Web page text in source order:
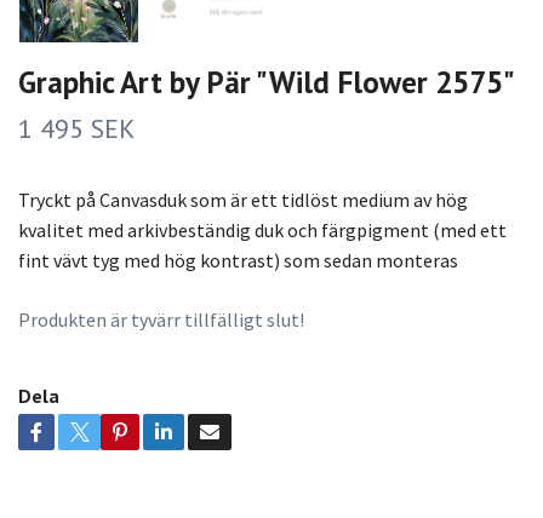
Graphic Art by Pär "Wild Flower 2575"
1 495 SEK
Tryckt på Canvasduk som är ett tidlöst medium av hög
kvalitet med arkivbeständig duk och färgpigment (med ett
fint vävt tyg med hög kontrast) som sedan monteras
Produkten är tyvärr tillfälligt slut!
Dela